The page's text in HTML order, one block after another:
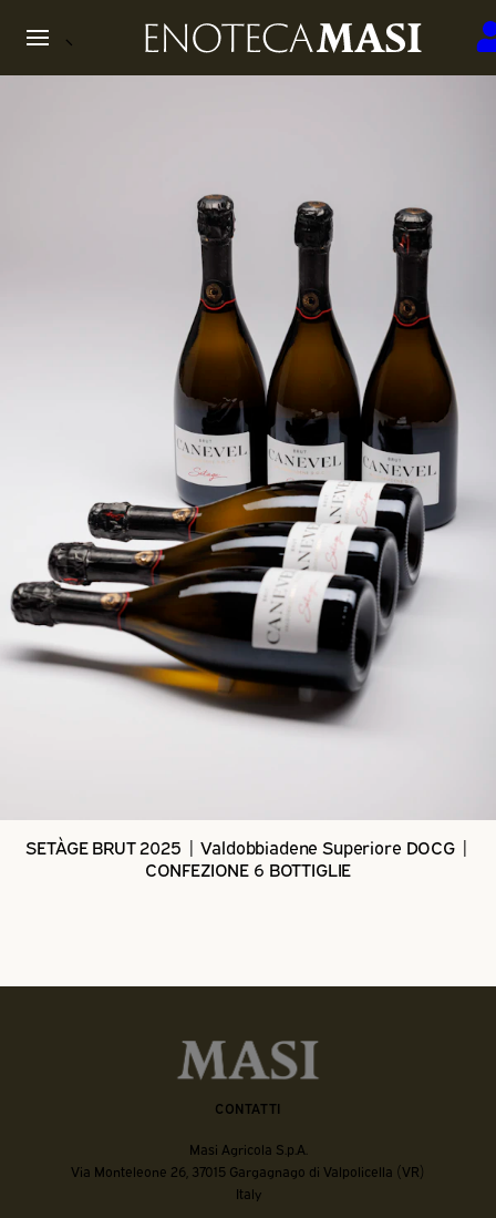
SETÀGE BRUT 2025 | Valdobbiadene Superiore DOCG |
CONFEZIONE 6 BOTTIGLIE
CONTATTI
Masi Agricola S.p.A.
Via Monteleone 26, 37015 Gargagnago di Valpolicella (VR)
Italy